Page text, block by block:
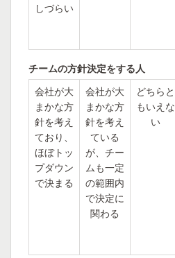
しづらい
チームの方針決定をする人
会社が大
まかな方
針を考え
ており、
ほぼトッ
プダウン
で決まる
会社が大
まかな方
針を考え
ている
が、チー
ムも一定
の範囲内
で決定に
関わる
どちらと
もいえな
い